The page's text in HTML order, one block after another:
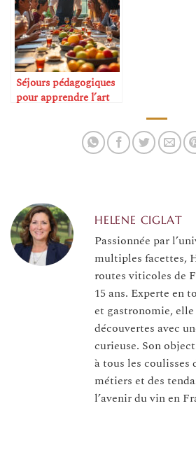
Séjours pédagogiques
pour apprendre l’art
HELENE CIGLAT
Passionnée par
multiples facettes,
routes viticoles de
15 ans. Experte en
et gastronomie, elle
découvertes avec
curieuse. Son
à tous les coulisses
métiers et des
l’avenir du vin en